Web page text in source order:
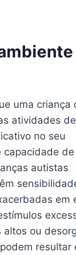
uma criança
atividades
no seu
capacidade de
autistas
em
ou
resultar